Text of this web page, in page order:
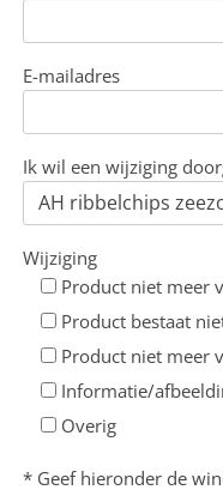
E-mailadres
Ik wil een wijziging
Wijziging
Product niet meer
Product bestaat
Product niet meer
Informatie/
Overig
* Geef hieronder de